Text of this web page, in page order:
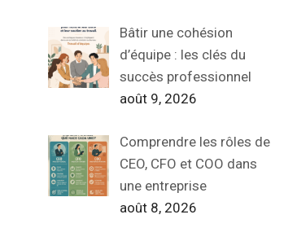
Bâtir une cohésion
d’équipe : les clés du
succès professionnel
août 9, 2026
Comprendre les rôles de
CEO, CFO et COO dans
une entreprise
août 8, 2026